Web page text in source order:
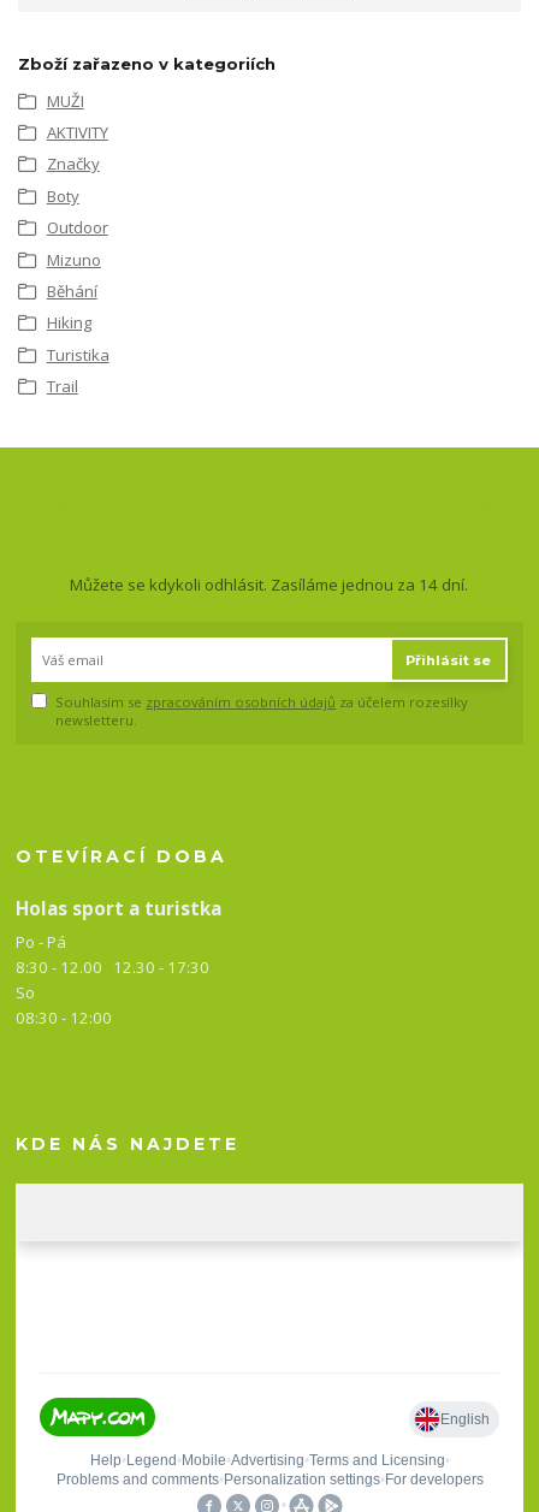
Zboží zařazeno v kategoriích
MUŽI
AKTIVITY
Značky
Boty
Outdoor
Mizuno
Běhání
Hiking
Turistika
Trail
Můžete se kdykoli odhlásit. Zasíláme jednou za 14 dní.
Přihlásit se
Souhlasím se zpracováním osobních údajů za účelem rozesílky
newsletteru.
OTEVÍRACÍ DOBA
Holas sport a turistka
Po - Pá
8:30 - 12.00 12.30 - 17:30
So
08:30 - 12:00
KDE NÁS NAJDETE